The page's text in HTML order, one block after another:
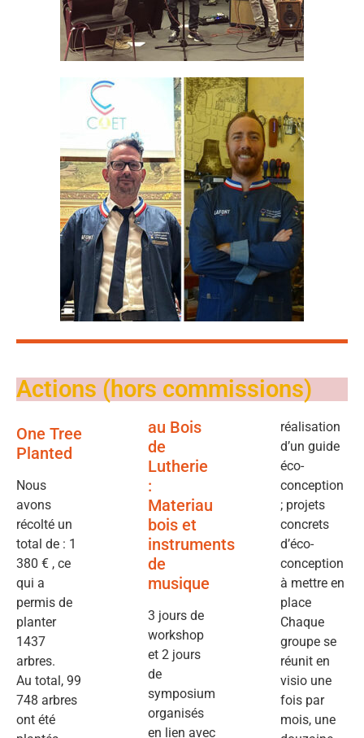
Actions (hors commissions)
One Tree
Planted
Nous
avons
récolté un
total de : 1
380 € , ce
qui a
permis de
planter
1437
arbres.
Au total, 99
748 arbres
ont été
au Bois
de
Lutherie
:
Materiau
bois et
instruments
de
musique
3 jours de
workshop
et 2 jours
de
symposium
organisés
en lien avec
réalisation
d’un guide
éco-
conception
; projets
concrets
d’éco-
conception
à mettre en
place
Chaque
groupe se
réunit en
visio une
fois par
mois, une